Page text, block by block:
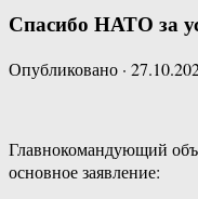
Спасибо НАТО за
Опубликовано ·
Главнокомандующий
основное заявление: